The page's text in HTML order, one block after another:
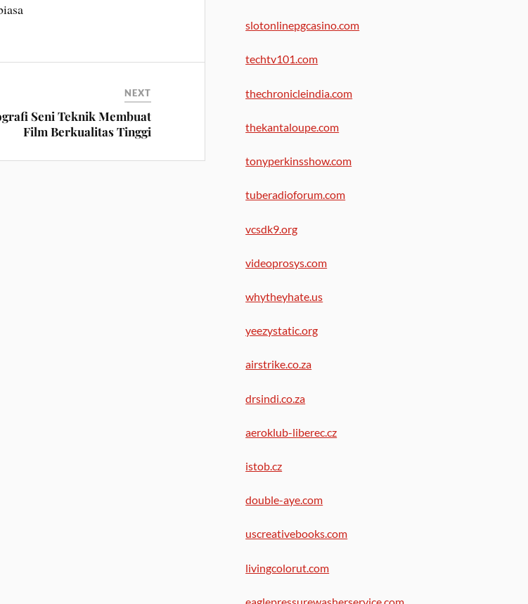
NEXT
Seni Teknik Membuat
Film Berkualitas Tinggi
slotonlinepgcasino.com
techtv101.com
thechronicleindia.com
thekantaloupe.com
tonyperkinsshow.com
tuberadioforum.com
vcsdk9.org
videoprosys.com
whytheyhate.us
yeezystatic.org
airstrike.co.za
drsindi.co.za
aeroklub-liberec.cz
istob.cz
double-aye.com
uscreativebooks.com
livingcolorut.com